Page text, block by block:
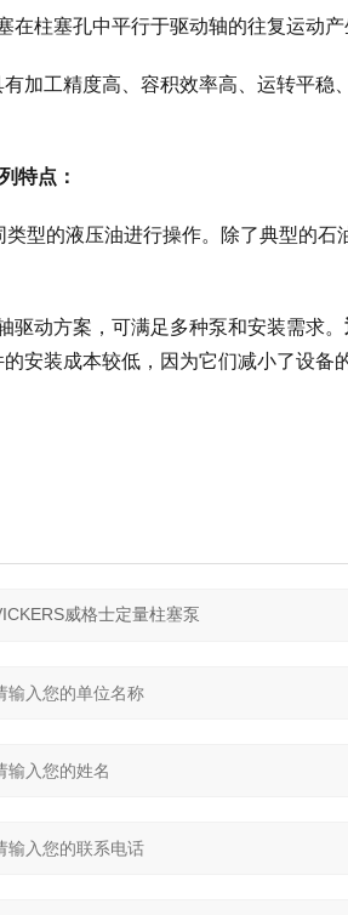
在柱塞孔中平行于驱动轴的往复运动产
加工精度高、容积效率高、运转平稳
特点：
型的液压油进行操作。除了典型的
驱动方案，可满足多种泵和安装需求。
安装成本较低，因为它们减小了设备